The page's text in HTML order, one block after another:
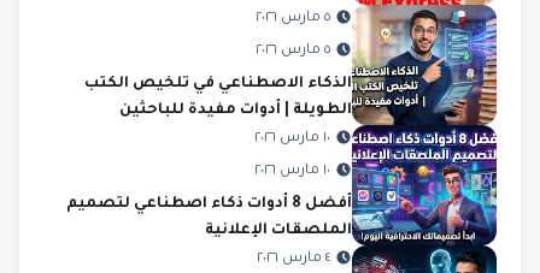
٥ مارس ٢٠٢٦
٥ مارس ٢٠٢٦
الذكاء الاصطناعي في تلخيص الكتب
الطويلة | أدوات مفيدة للباحثين
١٠ مارس ٢٠٢٦
١٠ مارس ٢٠٢٦
أفضل 8 أدوات ذكاء اصطناعي لتصميم
الملصقات الإعلانية
٤ مارس ٢٠٢٦